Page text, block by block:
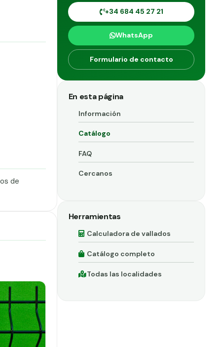
de
+34 684 45 27 21
WhatsApp
Formulario de contacto
En esta página
Información
Catálogo
FAQ
Cercanos
Herramientas
Calculadora de vallados
Catálogo completo
Todas las localidades